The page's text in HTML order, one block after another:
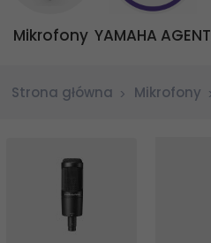
Mikrofony YAMAHA AGENT
Strona główna Mikrofony